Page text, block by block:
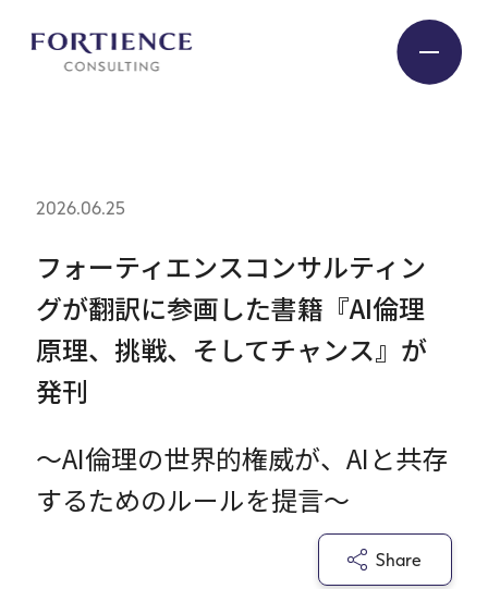
Service
Insight
Expert
Company
フォーティエンスコンサルティン
グが翻訳に参画した書籍『AI倫理
原理、挑戦、そしてチャンス』が
発刊
～AI倫理の世界的権威が、AIと共存
するためのルールを提言〜
2026.06.25
Share